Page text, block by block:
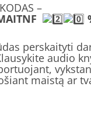
–
perskaityti
audio
maistą ar